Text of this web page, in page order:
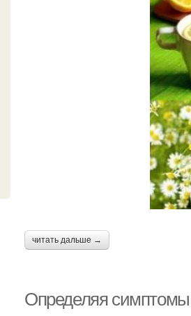
читать дальше →
Определяя